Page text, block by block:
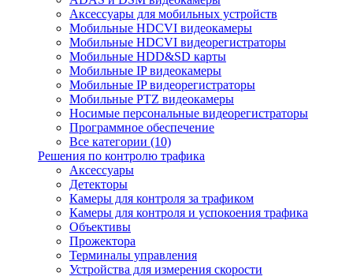
Аксессуары для мобильных устройств
Мобильные HDCVI видеокамеры
Мобильные HDCVI видеорегистраторы
Мобильные HDD&SD карты
Мобильные IP видеокамеры
Мобильные IP видеорегистраторы
Мобильные PTZ видеокамеры
Носимые персональные видеорегистраторы
Программное обеспечение
Все категории (10)
Решения по контролю трафика
Аксессуары
Детекторы
Камеры для контроля за трафиком
Камеры для контроля и успокоения трафика
Объективы
Прожектора
Терминалы управления
Устройства для измерения скорости